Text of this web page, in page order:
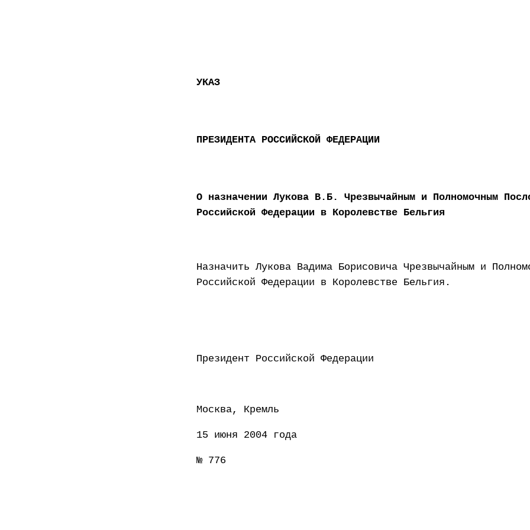
УКАЗ
ПРЕЗИДЕНТА РОССИЙСКОЙ ФЕДЕРАЦИИ
О назначении Лукова В.Б. Чрезвычайным и Полномочным
Российской Федерации в Королевстве Бельгия
Назначить Лукова Вадима Борисовича Чрезвычайным и
Российской Федерации в Королевстве Бельгия.
Президент Российской Федерации
Москва, Кремль
15 июня 2004 года
№ 776